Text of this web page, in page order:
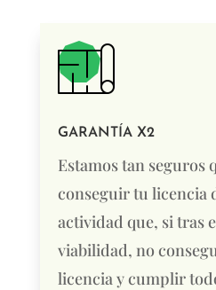
GARANTÍA X2
Estamos tan seguros
conseguir tu licencia
actividad que, si tras
viabilidad, no
licencia y cumplir